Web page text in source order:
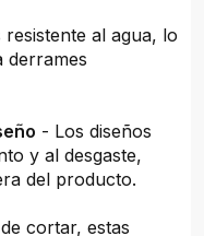
resistente al agua, lo
derrames
- Los diseños
y al desgaste,
del producto.
cortar, estas